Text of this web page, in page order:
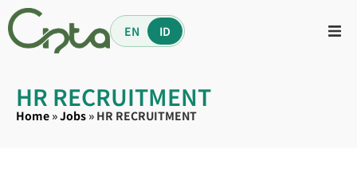
EN ID
HR RECRUITMENT
Home »Jobs » HR RECRUITMENT